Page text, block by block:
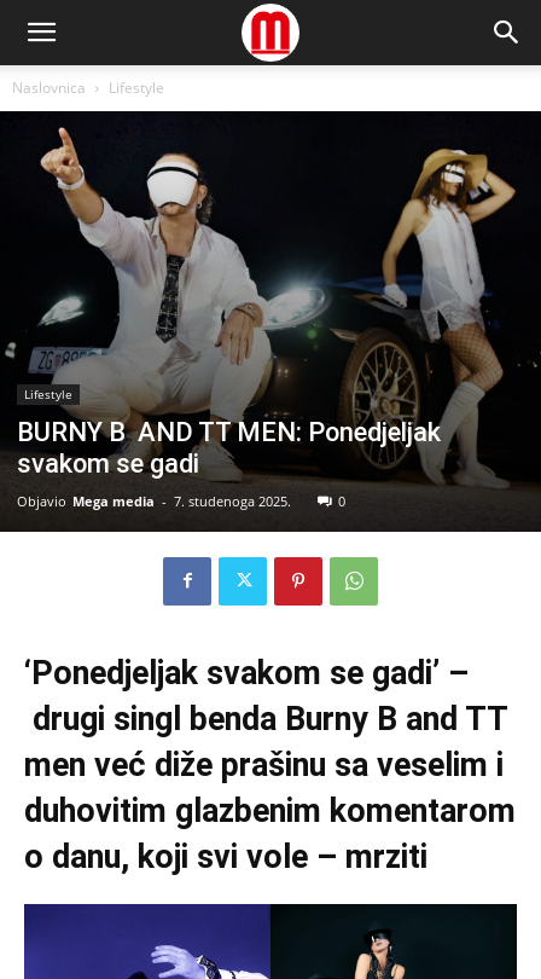
Naslovnica Lifestyle
Lifestyle
BURNY B AND TT MEN: Ponedjeljak
svakom se gadi
Objavio Mega media - 7. studenoga 2025. 0
‘Ponedjeljak svakom se gadi’ –
drugi singl benda Burny B and TT
men već diže prašinu sa veselim i
duhovitim glazbenim komentarom
o danu, koji svi vole – mrziti